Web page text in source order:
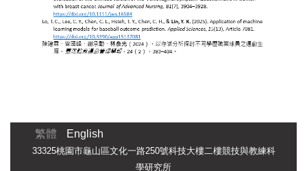
繁體 English
33325桃園市龜山區文化一路250號科技大樓二樓競技與教練科
學研究所